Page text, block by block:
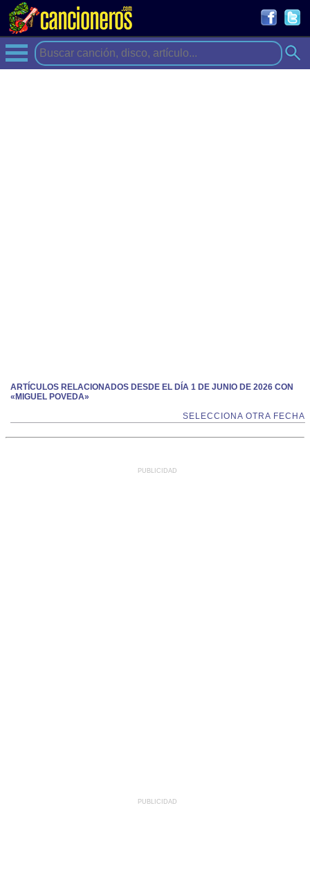
ARTÍCULOS RELACIONADOS DESDE EL DÍA 1 DE JUNIO DE 2026 CON
«MIGUEL POVEDA»
SELECCIONA OTRA FECHA
PUBLICIDAD
PUBLICIDAD